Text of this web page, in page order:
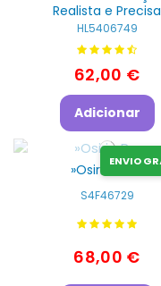
Realista e Precisa
HL5406749
62,00 €
Adicionar
»Osiria Rosa
S4F46729
68,00 €
ENVIO